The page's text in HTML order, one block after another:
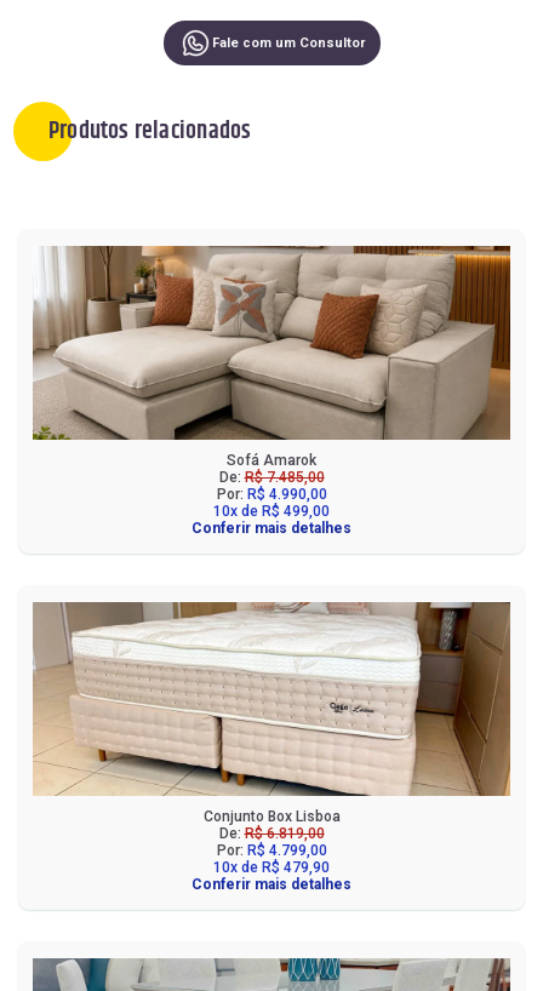
Fale com um Consultor
Produtos relacionados
Sofá Amarok
De:R$ 7.485,00
Por: R$ 4.990,00
10x de R$ 499,00
Conferir mais detalhes
Conjunto Box Lisboa
De:R$ 6.819,00
Por: R$ 4.799,00
10x de R$ 479,90
Conferir mais detalhes